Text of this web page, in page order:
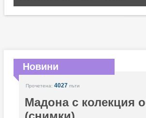
Новини
Прочетена: 4027 пъти
Мадона с колекция